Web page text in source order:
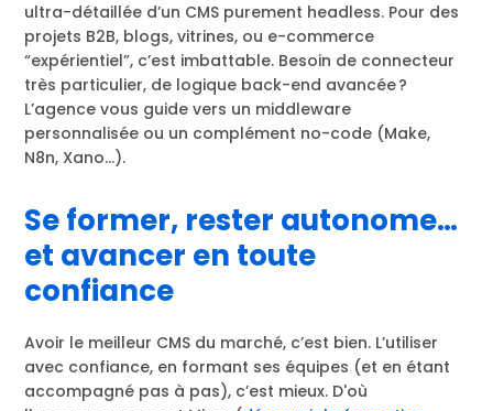
ultra-détaillée d’un CMS purement headless. Pour des
projets B2B, blogs, vitrines, ou e-commerce
“expérientiel”, c’est imbattable. Besoin de connecteur
très particulier, de logique back-end avancée ?
L’agence vous guide vers un middleware
personnalisée ou un complément no-code (Make,
N8n, Xano…).
Se former, rester autonome…
et avancer en toute
confiance
Avoir le meilleur CMS du marché, c’est bien. L’utiliser
avec confiance, en formant ses équipes (et en étant
accompagné pas à pas), c’est mieux. D'où